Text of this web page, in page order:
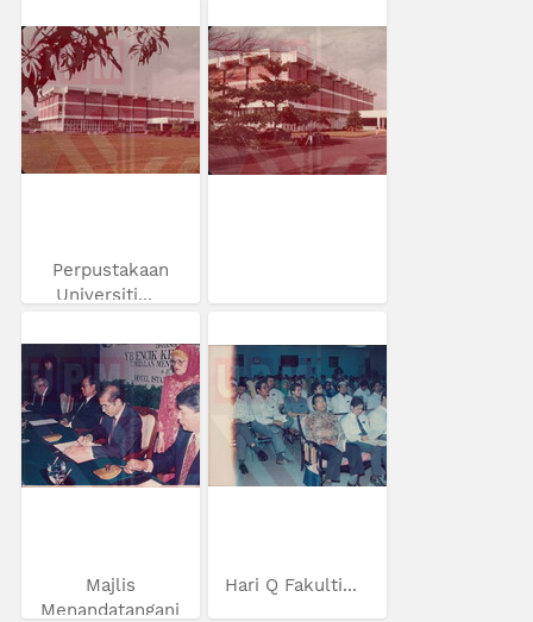
Perpustakaan
Universiti...
Majlis
Menandatangani
Hari Q Fakulti...